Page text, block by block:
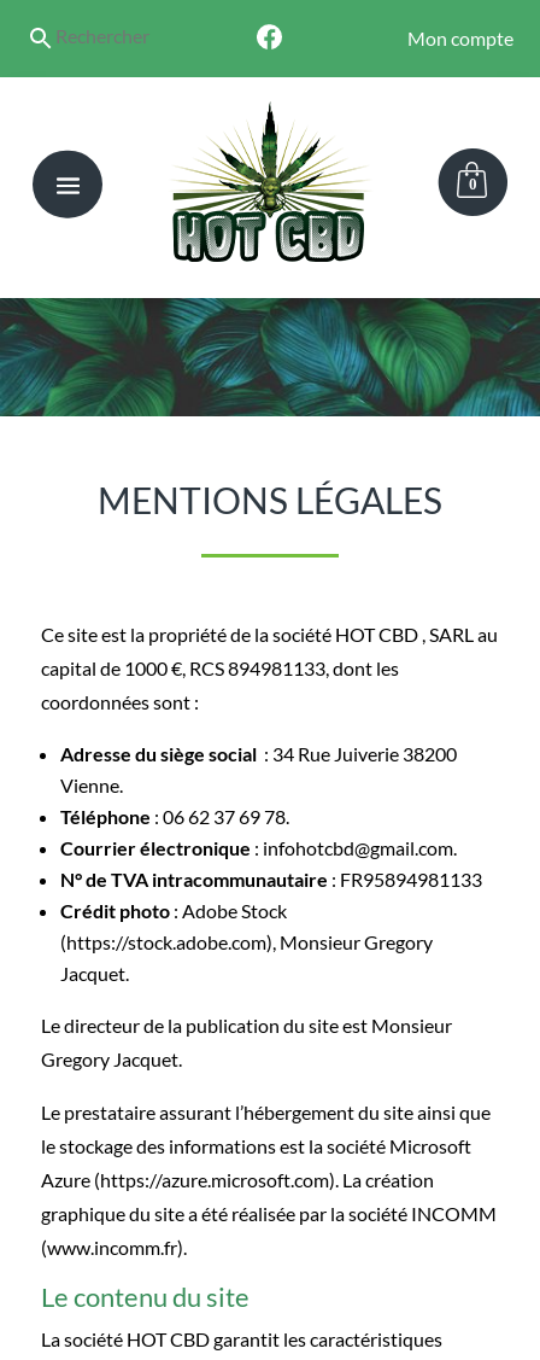
Mon compte
0
MENTIONS LÉGALES
Ce site est la propriété de la société HOT CBD , SARL au
capital de 1000 €, RCS894981133,dont les
coordonnées sont :
Adresse du siège social : 34 Rue Juiverie 38200
Vienne.
Téléphone : 06 62 37 69 78.
Courrier électronique : infohotcbd@gmail.com.
N° de TVA intracommunautaire : FR95894981133
Crédit photo: Adobe Stock
(https://stock.adobe.com), Monsieur Gregory
Jacquet.
Le directeur de la publication du site est Monsieur
Gregory Jacquet.
Le prestataire assurant l’hébergement du site ainsi que
le stockage des informations est la société Microsoft
Azure (https://azure.microsoft.com). La création
graphique du site a été réalisée par la société INCOMM
(www.incomm.fr).
Le contenu du site
La société HOT CBD garantit les caractéristiques